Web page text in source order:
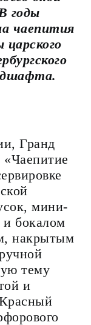
годы
чаепития
царского
Гранд
«Чаепитие
мини-
бокалом
накрытым
тему
и